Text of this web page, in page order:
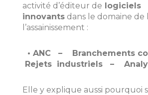
activité d’éditeur de logiciels
innovants dans le domaine de
l’assainissement :
• ANC – Branchements
Rejets industriels –
Elle y explique aussi pourquoi